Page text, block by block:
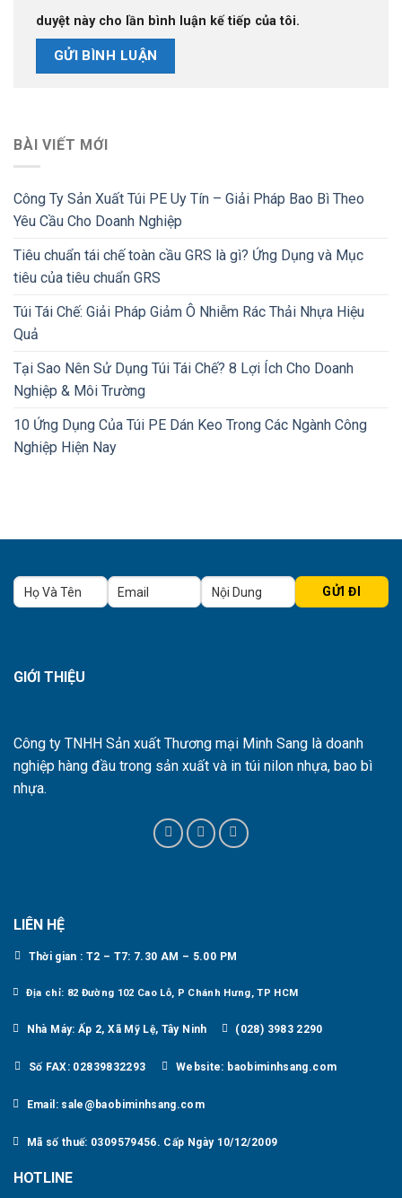
duyệt này cho lần bình luận kế tiếp của tôi.
BÀI VIẾT MỚI
Công Ty Sản Xuất Túi PE Uy Tín – Giải Pháp Bao Bì Theo
Yêu Cầu Cho Doanh Nghiệp
Tiêu chuẩn tái chế toàn cầu GRS là gì? Ứng Dụng và Mục
tiêu của tiêu chuẩn GRS
Túi Tái Chế: Giải Pháp Giảm Ô Nhiễm Rác Thải Nhựa Hiệu
Quả
Tại Sao Nên Sử Dụng Túi Tái Chế? 8 Lợi Ích Cho Doanh
Nghiệp & Môi Trường
10 Ứng Dụng Của Túi PE Dán Keo Trong Các Ngành Công
Nghiệp Hiện Nay
GIỚI THIỆU
Công ty TNHH Sản xuất Thương mại Minh Sang là doanh
nghiệp hàng đầu trong sản xuất và in túi nilon nhựa, bao bì
nhựa.
LIÊN HỆ
Thời gian : T2 – T7: 7.30 AM – 5.00 PM
Địa chỉ: 82 Đường 102 Cao Lỗ, P Chánh Hưng, TP HCM
Nhà Máy: Ấp 2, Xã Mỹ Lệ, Tây Ninh (028) 3983 2290
Số FAX: 02839832293 Website: baobiminhsang.com
Email: sale@baobiminhsang.com
Mã số thuế: 0309579456. Cấp Ngày 10/12/2009
HOTLINE